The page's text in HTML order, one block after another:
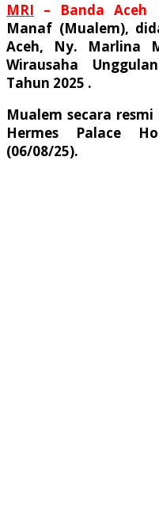
MRI – Banda Aceh
Manaf (Mualem),
Aceh, Ny. Marlina
Wirausaha
Tahun 2025 .
Mualem secara
Hermes Palace
(06/08/25).